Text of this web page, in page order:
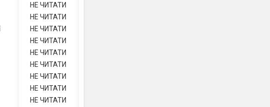
НЕ ЧИТАТИ
НЕ ЧИТАТИ
НЕ ЧИТАТИ
НЕ ЧИТАТИ
НЕ ЧИТАТИ
НЕ ЧИТАТИ
НЕ ЧИТАТИ
НЕ ЧИТАТИ
НЕ ЧИТАТИ